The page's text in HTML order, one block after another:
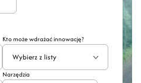
Kto może wdrażać innowację?
Wybierz z listy
Narzędzia